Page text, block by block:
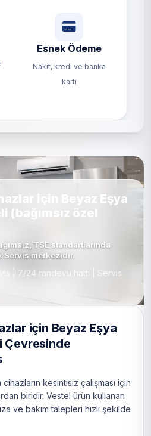
Esnek Ödeme
Nakit, kredi ve banka
kartı
için Beyaz Eşya
(bağımsız özel
TSE standartlarında
Servis merkezidir.
| 7/24 randevu hattı | Servis
için Beyaz Eşya
Çevresinde
kesintisiz çalışması için
biridir. Vestel ürün kullanan
ve bakım talepleri hızlı şekilde